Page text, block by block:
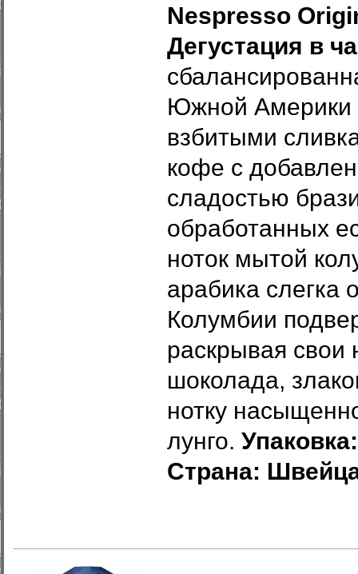
Nespresso
Дегустация в
Южной Америки
взбитыми
кофе с
сладостью
обработанных
ноток мытой
арабика слегка
Колумбии
раскрывая
шоколада,
нотку
лунго.
Страна: